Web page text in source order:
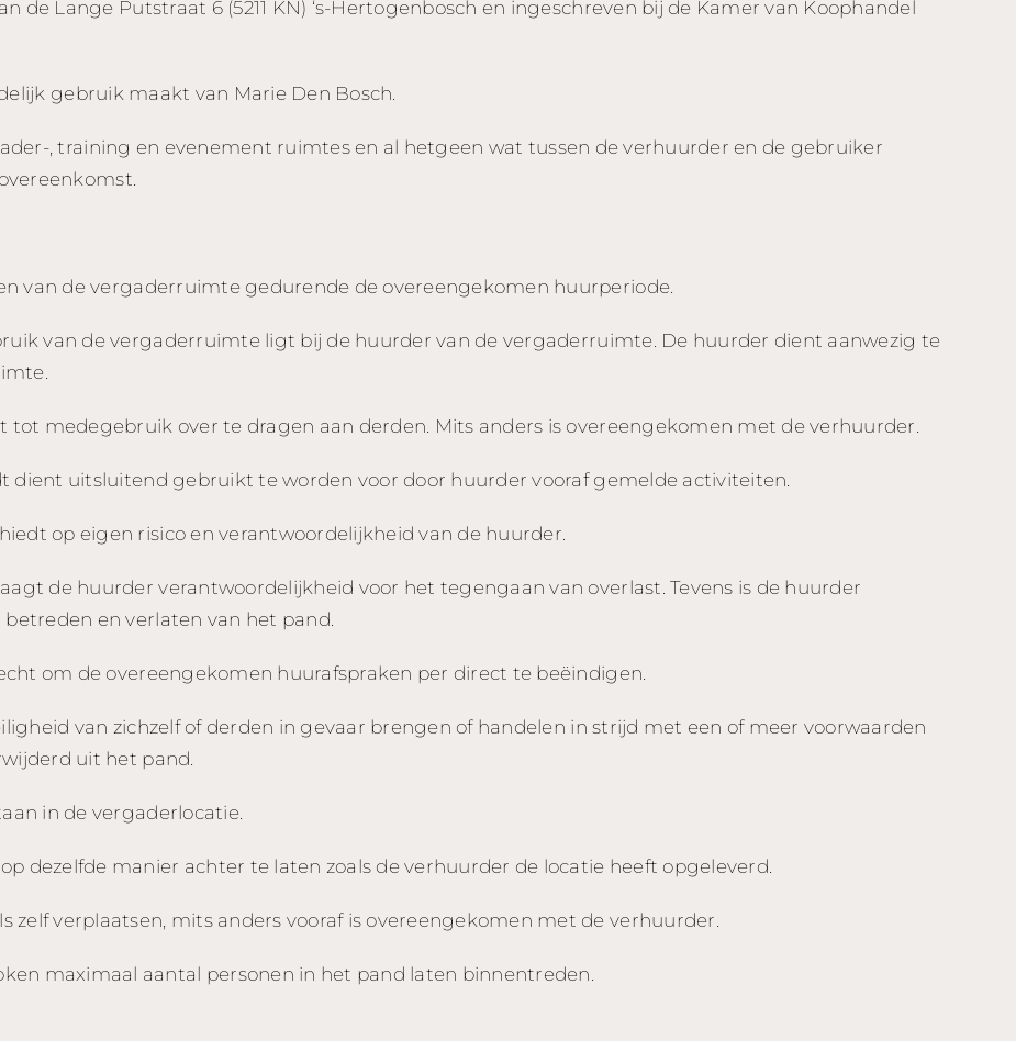
de Lange Putstraat 6 (5211 KN) ‘s-Hertogenbosch en ingeschreven bij de Kamer van Koophandel
gebruik maakt van Marie Den Bosch.
, training en evenement ruimtes en al hetgeen wat tussen de verhuurder en de gebruiker
van de vergaderruimte gedurende de overeengekomen huurperiode.
van de vergaderruimte ligt bij de huurder van de vergaderruimte. De huurder dient aanwezig te
tot medegebruik over te dragen aan derden. Mits anders is overeengekomen met de verhuurder.
dient uitsluitend gebruikt te worden voor door huurder vooraf gemelde activiteiten.
op eigen risico en verantwoordelijkheid van de huurder.
de huurder verantwoordelijkheid voor het tegengaan van overlast. Tevens is de huurder
en verlaten van het pand.
om de overeengekomen huurafspraken per direct te beëindigen.
van zichzelf of derden in gevaar brengen of handelen in strijd met een of meer voorwaarden
uit het pand.
in de vergaderlocatie.
dezelfde manier achter te laten zoals de verhuurder de locatie heeft opgeleverd.
zelf verplaatsen, mits anders vooraf is overeengekomen met de verhuurder.
maximaal aantal personen in het pand laten binnentreden.